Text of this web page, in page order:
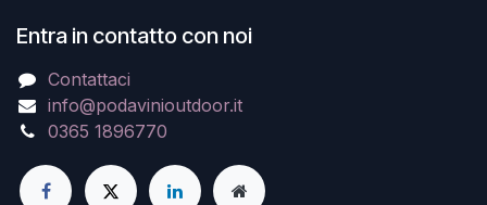
Entra in contatto con noi
Contattaci
info@podavinioutdoor.it
0365 1896770